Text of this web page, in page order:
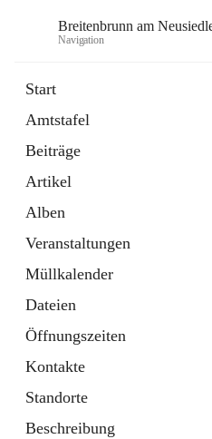
Breitenbrunn am
Navigation
Start
Amtstafel
Beiträge
Artikel
Alben
Veranstaltungen
Müllkalender
Dateien
Öffnungszeiten
Kontakte
Standorte
Beschreibung
18 Schnellzugriffe
Gemeindeservice